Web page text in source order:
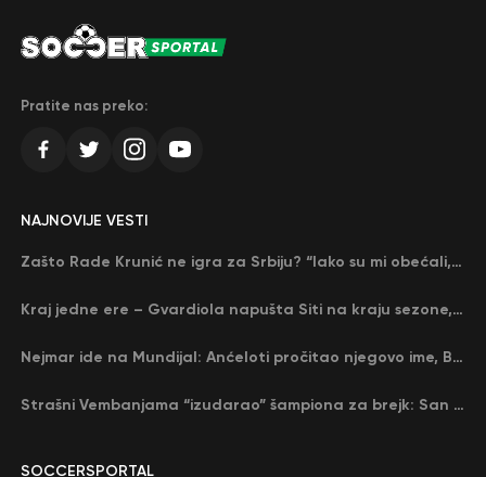
Pratite nas preko:
SOCCERSPORTAL
NAJNOVIJE VESTI
Zašto Rade Krunić ne igra za Srbiju? “Iako su mi obećali, niko me nije zvao…”
Kraj jedne ere – Gvardiola napušta Siti na kraju sezone, menja ga njegov nekadašnji rival
Nejmar ide na Mundijal: Anćeloti pročitao njegovo ime, Brazil u delirijumu (VIDEO)
Strašni Vembanjama “izudarao” šampiona za brejk: San Antonio poveo protiv Oklahome